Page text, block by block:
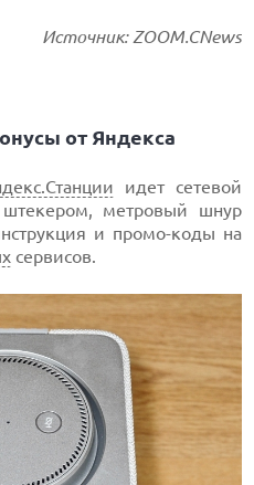
Источник: ZOOM.CNews
от Яндекса
идет сетевой
метровый шнур
и промо-коды на
сервисов.